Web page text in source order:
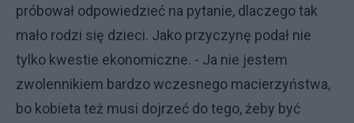
próbował odpowiedzieć na pytanie, dlaczego tak
mało rodzi się dzieci. Jako przyczynę podał nie
tylko kwestie ekonomiczne. - Ja nie jestem
zwolennikiem bardzo wczesnego macierzyństwa,
bo kobieta też musi dojrzeć do tego, żeby być